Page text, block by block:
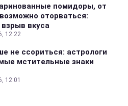
помидоры, от
оторваться:
вкуса
12:22
не ссориться: астрологи
мстительные знаки
12:01